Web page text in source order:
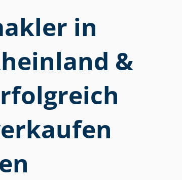
in
&